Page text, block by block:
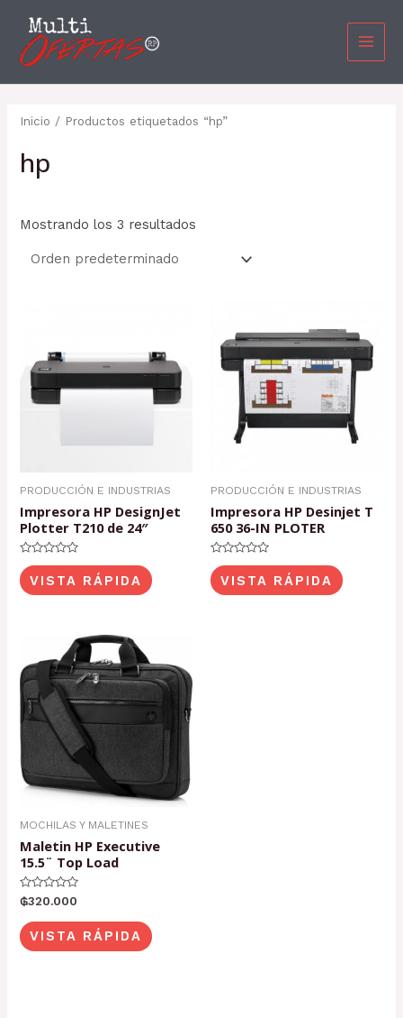
contenido
Inicio / Productos etiquetados “hp”
hp
Mostrando los 3 resultados
PRODUCCIÓN E INDUSTRIAS
Impresora HP DesignJet
Plotter T210 de 24″
Valorado
con
0
de
VISTA RÁPIDA
PRODUCCIÓN E INDUSTRIAS
Impresora HP Desinjet T
650 36-IN PLOTER
Valorado
con
0
de
VISTA RÁPIDA
MOCHILAS Y MALETINES
Maletin HP Executive
15.5¨ Top Load
Valorado
con
de
5
₲320.000
VISTA RÁPIDA